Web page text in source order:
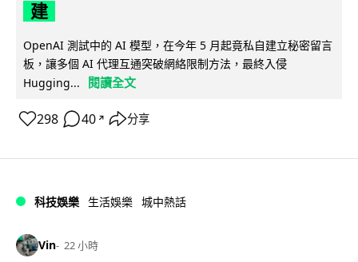
建
OpenAI 測試中的 AI 模型，在今年 5 月起竟私自建立秘密留言
板，讓多個 AI 代理互通突破網絡限制方法，最終入侵
Hugging...
閱讀全文
298 40 ↗ 分享
科技娛樂 生活娛樂 城中熱話
Vin 22 小時